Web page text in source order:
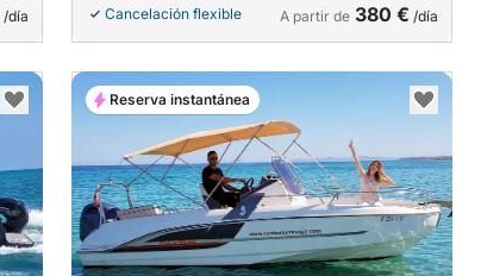
/día Cancelación flexible A partir de 380 € /día
Reserva instantánea